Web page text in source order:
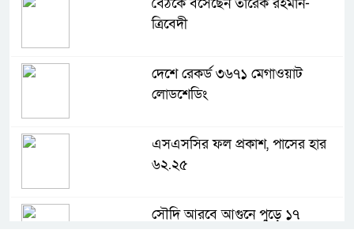
বৈঠকে বসেছেন তারেক রহমান-
ত্রিবেদী
দেশে রেকর্ড ৩৬৭১ মেগাওয়াট
লোডশেডিং
এসএসসির ফল প্রকাশ, পাসের হার
৬২.২৫
সৌদি আরবে আগুনে পুড়ে ১৭